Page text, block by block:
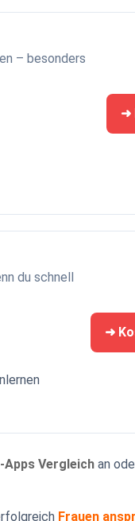
– besonders
➜
du schnell
➜
Apps Vergleich an
Frauen